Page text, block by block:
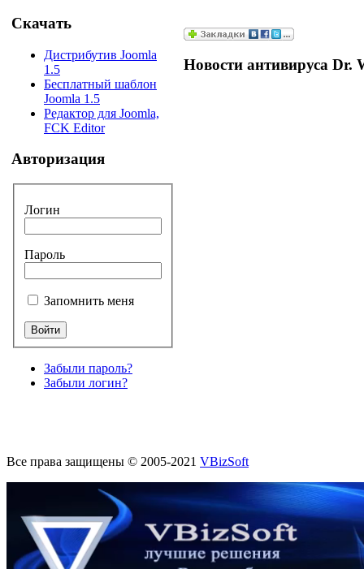
Скачать
Дистрибутив Joomla
1.5
Бесплатный шаблон
Joomla 1.5
Редактор для Joomla,
FCK Editor
Авторизация
Логин
Пароль
Запомнить меня
Забыли пароль?
Забыли логин?
Новости антивируса Dr.
Все права защищены © 2005-2021 VBizSoft